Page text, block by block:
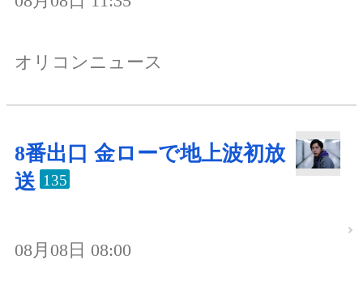
オリコンニュース
8番出口 金ローで地上波初放
送 135
08月08日 08:00